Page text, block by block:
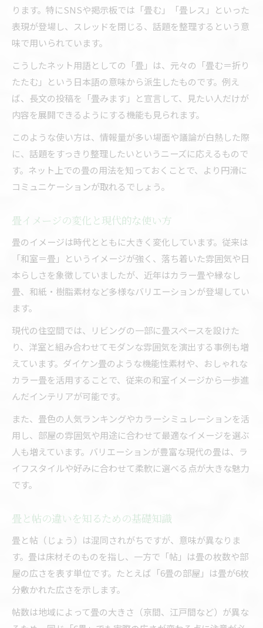
ります。特にSNSや掲示板では「畳む」「畳レス」といった
表現が登場し、スレッドを閉じる、話題を整理するという意
味で用いられています。
こうしたネット用語としての「畳」は、元々の「畳む＝折り
たたむ」という日本語の意味から派生したものです。例え
ば、長文の投稿を「畳みます」と宣言して、見たい人だけが
内容を展開できるようにする機能も見られます。
このような使い方は、情報量が多い場面や議論が白熱した際
に、話題をすっきり整理したいというニーズに応えるもので
す。ネット上での畳の用法を知っておくことで、より円滑に
コミュニケーションが取れるでしょう。
畳イメージの変化と現代的な使い方
畳のイメージは時代とともに大きく変化しています。従来は
「和室＝畳」というイメージが強く、落ち着いた雰囲気や日
本らしさを象徴していましたが、近年はカラー畳や縁なし
畳、和紙・樹脂素材など多様なバリエーションが登場してい
ます。
現代の住空間では、リビングの一部に畳スペースを設けた
り、洋室と組み合わせてモダンな雰囲気を演出する事例も増
えています。ダイケン畳のような機能性素材や、おしゃれな
カラー畳を活用することで、従来の和室イメージから一歩進
んだインテリアが可能です。
また、畳色の人気ランキングやカラーシミュレーションを活
用し、部屋の雰囲気や用途に合わせて最適なイメージを選ぶ
人も増えています。バリエーションが豊富な現代の畳は、ラ
イフスタイルや好みに合わせて柔軟に選べる点が大きな魅力
です。
畳と帖の違いを知るための基礎知識
畳と帖（じょう）は混同されがちですが、意味が異なりま
す。畳は床材そのものを指し、一方で「帖」は畳の枚数や部
屋の広さを表す単位です。たとえば「6畳の部屋」は畳が6枚
分敷かれた広さを示します。
帖数は地域によって畳の大きさ（京間、江戸間など）が異な